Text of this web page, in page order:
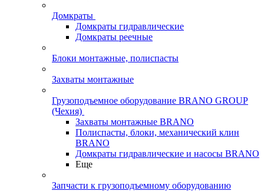
Домкраты
Домкраты гидравлические
Домкраты реечные
Блоки монтажные, полиспасты
Захваты монтажные
Грузоподъемное оборудование BRANO GROUP
(Чехия)
Захваты монтажные BRANO
Полиспасты, блоки, механический клин
BRANO
Домкраты гидравлические и насосы BRANO
Еще
Запчасти к грузоподъемному оборудованию